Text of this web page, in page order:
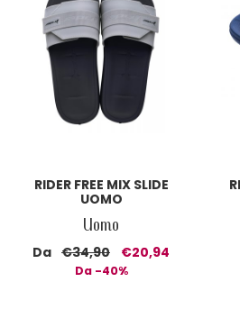
RIDER FREE MIX SLIDE
UOMO
Uomo
Da €34,90 €20,94
Da -40%